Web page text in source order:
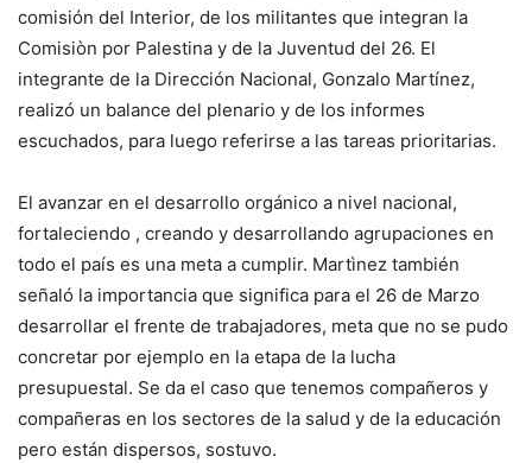
comisión del Interior, de los militantes que integran la
Comisiòn por Palestina y de la Juventud del 26. El
integrante de la Dirección Nacional, Gonzalo Martínez,
realizó un balance del plenario y de los informes
escuchados, para luego referirse a las tareas prioritarias.
El avanzar en el desarrollo orgánico a nivel nacional,
fortaleciendo , creando y desarrollando agrupaciones en
todo el país es una meta a cumplir. Martìnez también
señaló la importancia que significa para el 26 de Marzo
desarrollar el frente de trabajadores, meta que no se pudo
concretar por ejemplo en la etapa de la lucha
presupuestal. Se da el caso que tenemos compañeros y
compañeras en los sectores de la salud y de la educación
pero están dispersos, sostuvo.